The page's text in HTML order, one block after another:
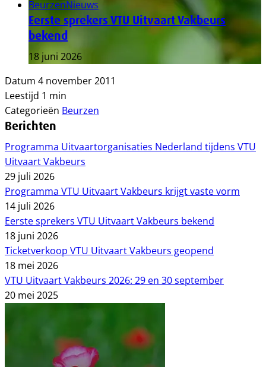
BeurzenNieuws
Eerste sprekers VTU Uitvaart Vakbeurs
bekend
18 juni 2026
Datum 4 november 2011
Leestijd 1 min
Categorieën Beurzen
Berichten
Programma Uitvaartorganisaties Nederland tijdens VTU
Uitvaart Vakbeurs
29 juli 2026
Programma VTU Uitvaart Vakbeurs krijgt vaste vorm
14 juli 2026
Eerste sprekers VTU Uitvaart Vakbeurs bekend
18 juni 2026
Ticketverkoop VTU Uitvaart Vakbeurs geopend
18 mei 2026
VTU Uitvaart Vakbeurs 2026: 29 en 30 september
20 mei 2025